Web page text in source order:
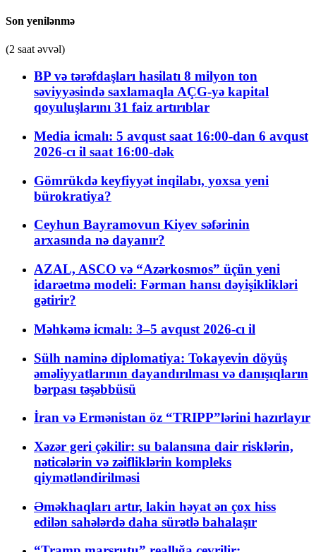
Son yenilənmə
(2 saat əvvəl)
BP və tərəfdaşları hasilatı 8 milyon ton
səviyyəsində saxlamaqla AÇG-yə kapital
qoyuluşlarını 31 faiz artırıblar
Media icmalı: 5 avqust saat 16:00-dan 6 avqust
2026-cı il saat 16:00-dək
Gömrükdə keyfiyyət inqilabı, yoxsa yeni
bürokratiya?
Ceyhun Bayramovun Kiyev səfərinin
arxasında nə dayanır?
AZAL, ASCO və “Azərkosmos” üçün yeni
idarəetmə modeli: Fərman hansı dəyişiklikləri
gətirir?
Məhkəmə icmalı: 3–5 avqust 2026-cı il
Sülh naminə diplomatiya: Tokayevin döyüş
əməliyyatlarının dayandırılması və danışıqların
bərpası təşəbbüsü
İran və Ermənistan öz “TRIPP”lərini hazırlayır
Xəzər geri çəkilir: su balansına dair risklərin,
nəticələrin və zəifliklərin kompleks
qiymətləndirilməsi
Əməkhaqları artır, lakin həyat ən çox hiss
edilən sahələrdə daha sürətlə bahalaşır